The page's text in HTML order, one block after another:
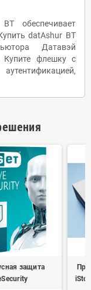
обеспечивает
datAshur BT
Датавэй
Купите флешку с
защита